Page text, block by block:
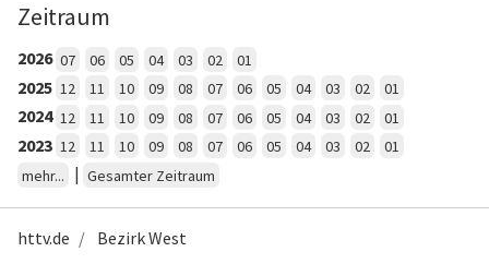
Zeitraum
2026 07 06 05 04 03 02 01
2025 12 11 10 09 08 07 06 05 04 03 02 01
2024 12 11 10 09 08 07 06 05 04 03 02 01
2023 12 11 10 09 08 07 06 05 04 03 02
01
mehr...
| Gesamter Zeitraum
httv.de Bezirk West